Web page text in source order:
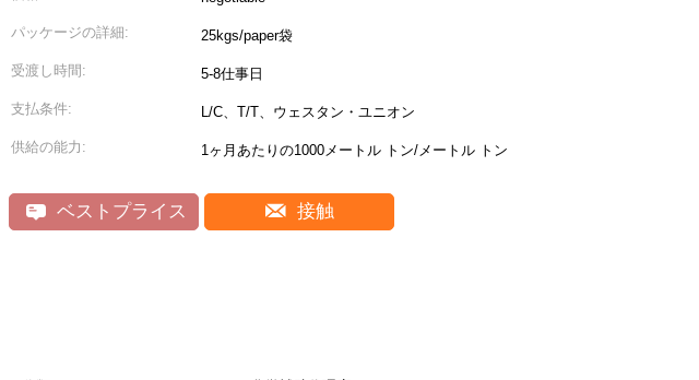
パッケージの詳細: 25kgs/paper袋
受渡し時間: 5-8仕事日
支払条件: L/C、T/T、ウェスタン・ユニオン
供給の能力: 1ヶ月あたりの1000メートル トン/メートル トン
ベストプライス 接触